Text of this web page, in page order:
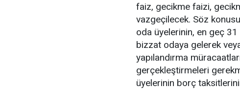
faiz, gecikme faizi,
vazgeçilecek. Söz
oda üyelerinin, en geç
bizzat odaya gelerek
yapılandırma
gerçekleştirmeleri
üyelerinin borç